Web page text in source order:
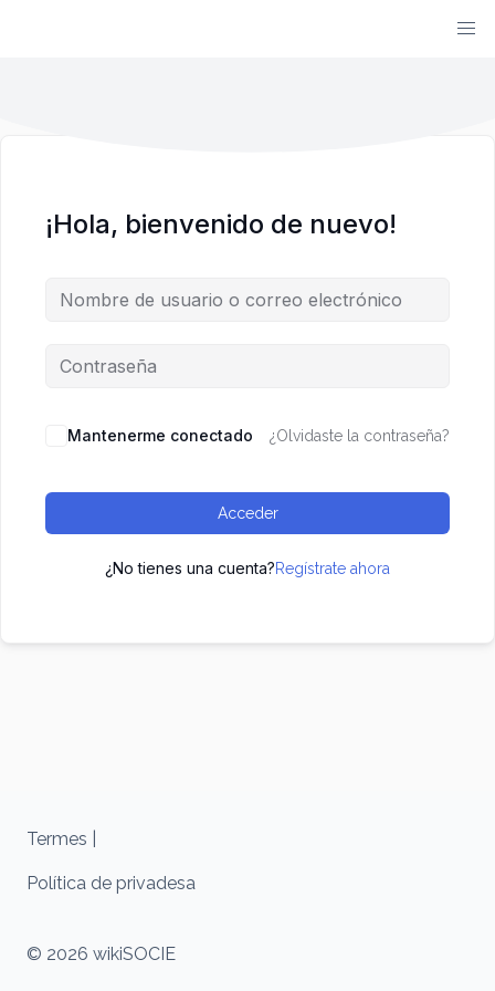
¡Hola, bienvenido de nuevo!
Mantenerme conectado ¿Olvidaste la contraseña?
Acceder
¿No tienes una cuenta?Regístrate ahora
© 2026 wikiSOCIE
Termes |
Política de privadesa